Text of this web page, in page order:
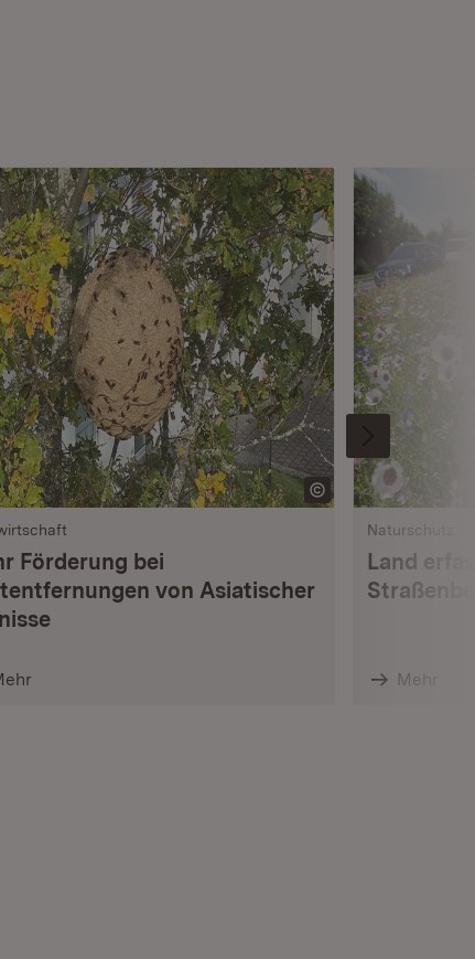
Förderung bei
von Asiatischer
Naturschutz
Land
Mehr